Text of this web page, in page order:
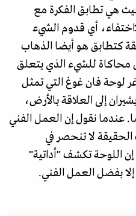
هي تطابق الفكرة مع
أي قدوم الشيء
كتطابق هو أيضا الذهاب
محاكاة للشيء الذي يتعلق
لوحة فان غوغ التي تمثل
إلى العلاقة بالأرض،
عندما نقول إن العمل الفني
لا تنحصر في
اللوحة تكشف "أداتية"
إلا بفضل العمل الفني.